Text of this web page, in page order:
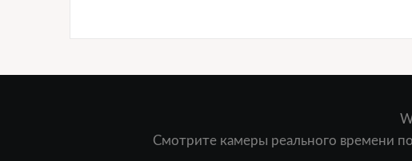
Смотрите камеры реального времени